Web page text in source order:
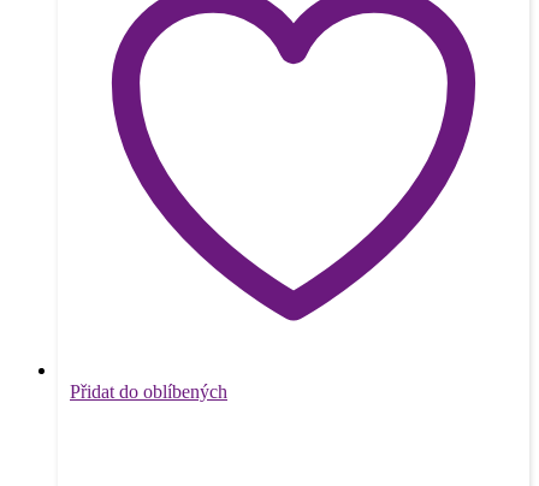
Přidat do oblíbených